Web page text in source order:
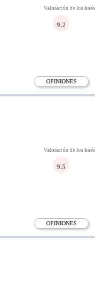
OPINIONES
Valoración de los
9.2
OPINIONES
Valoración de los
9.5